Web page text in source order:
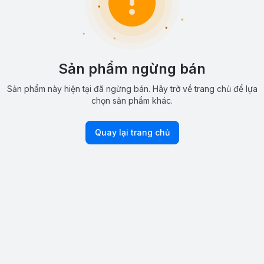
Sản phẩm ngừng bán
Sản phẩm này hiện tại đã ngừng bán. Hãy trở về trang chủ để lựa
chọn sản phẩm khác.
Quay lại trang chủ